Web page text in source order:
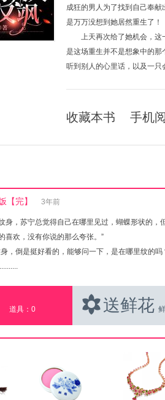
成狂的男人为了找到自己奉
是万万没想到她居然重生了！
上天再次给了她机会，
是这场重生并不是想象中的
听到别人的心里话，以及一只
收藏本书 手机
【完】 3年前
身，苏宁总觉得自己在哪里见过，蝴蝶形状的
喜欢，没有你说的那么夸张。”
，倒是挺好看的，能够问一下，是在哪里纹的
道具： 0 送鲜花